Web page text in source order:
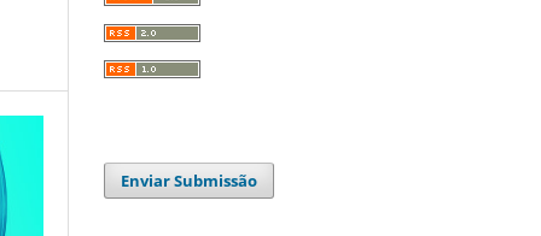
Enviar Submissão